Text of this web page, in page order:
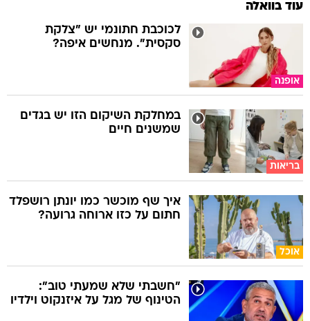
עוד בוואלה
אופנה
לכוכבת חתונמי יש "צלקת
סקסית". מנחשים איפה?
בריאות
במחלקת השיקום הזו יש בגדים
שמשנים חיים
אוכל
איך שף מוכשר כמו יונתן רושפלד
חתום על כזו ארוחה גרועה?
"חשבתי שלא שמעתי טוב":
הטינוף של מגל על איזנקוט וילדיו